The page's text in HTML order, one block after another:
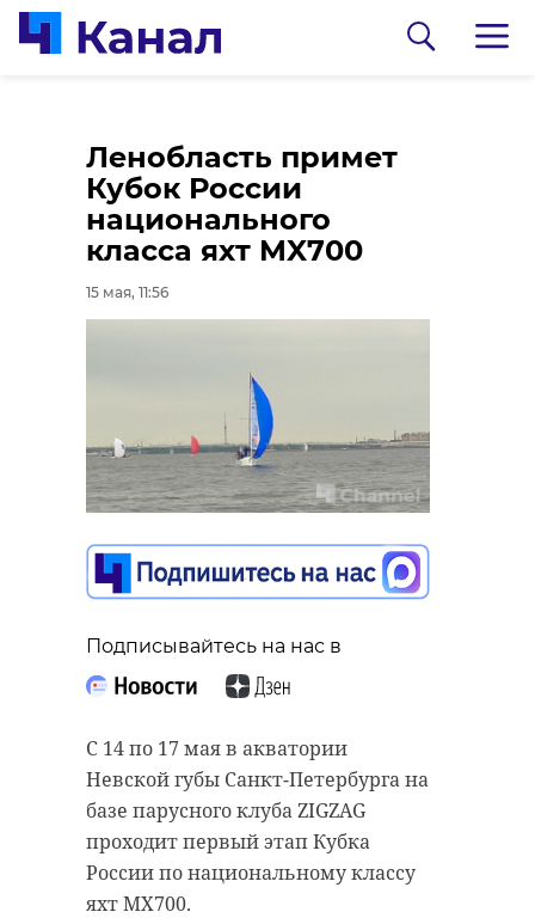
Ленобласть примет
Кубок России
национального
класса яхт MX700
15 мая, 11:56
Подписывайтесь на нас в
С 14 по 17 мая в акватории
Невской губы Санкт-Петербурга на
базе парусного клуба ZIGZAG
проходит первый этап Кубка
России по национальному классу
яхт MX700.
В зоне СВО погиб
житель
Бокситогорска
Николай Павленко
15 мая, 11:36
Подписывайтесь на нас в
При выполнении боевых задач в
ходе специальной военной
операции героически погиб
житель Бокситогорска Николай
Павленко. Церемония прощания с
защитником Родины состоится в
В Тихвине педагоги
обсудили работу с
"особыми" детьми
15 мая, 12:24
прошел региональный семинар-
практикум "Воспитание сердцем:
профессиональные вызовы и
находки советника в работе с
"особыми" детьми". В
мероприятии приняли участие